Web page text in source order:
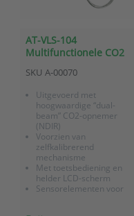
AT-VLS-104
Multifunctionele CO2
externe meetprobe en 2
relais
SKU A-00070
Uitgevoerd met
hoogwaardige “dual-
beam” CO2-opnemer
(NDIR)
Voorzien van
zelfkalibrerend
mechanisme
Met toetsbediening en
helder LCD-scherm
Sensorelementen voor